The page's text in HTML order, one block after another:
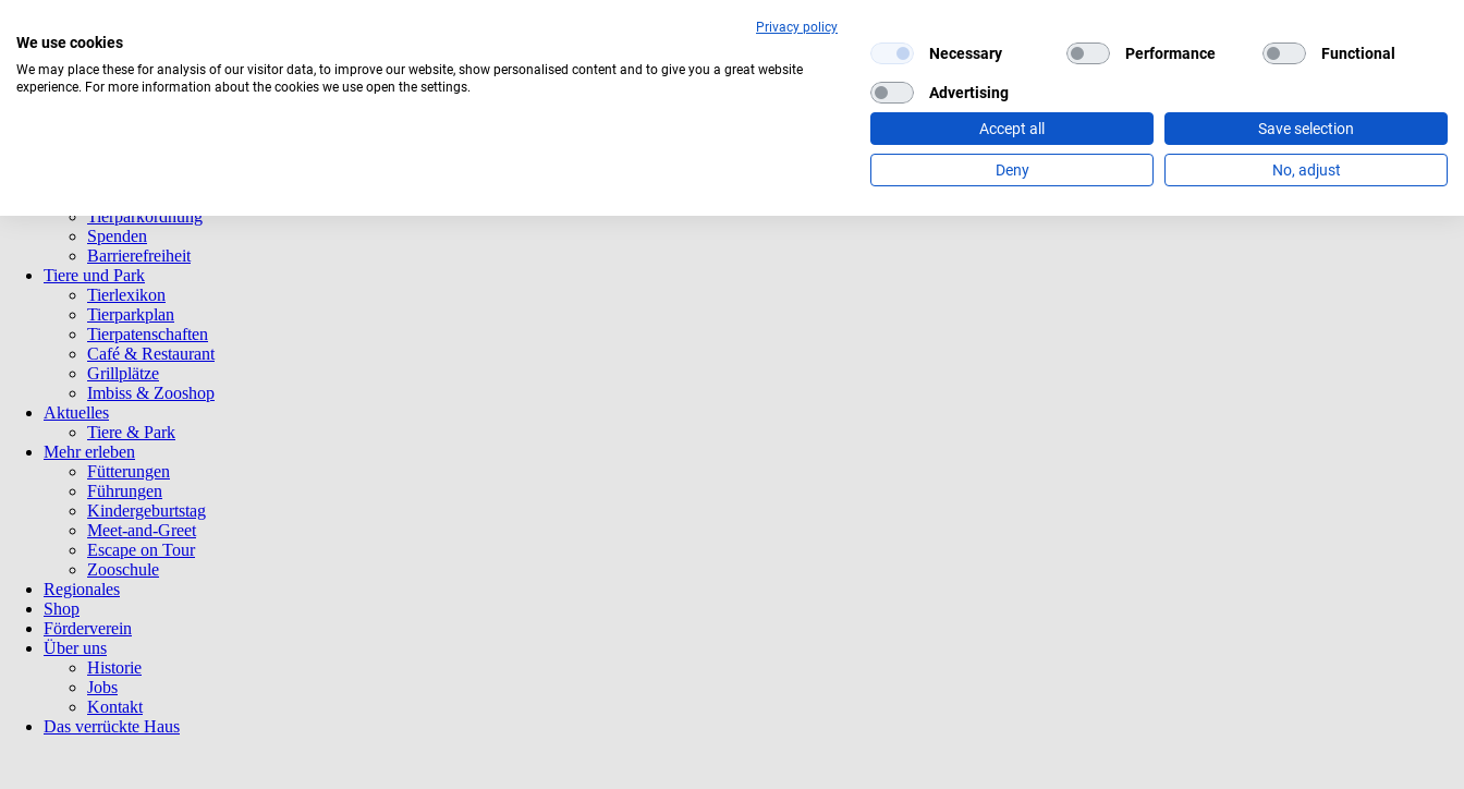
Navigation
Tierparkordnung
Spenden
Barrierefreiheit
Tiere und Park
Tierlexikon
Tierparkplan
Tierpatenschaften
Café & Restaurant
Grillplätze
Imbiss & Zooshop
Aktuelles
Tiere & Park
Mehr erleben
Fütterungen
Führungen
Kindergeburtstag
Meet-and-Greet
Escape on Tour
Zooschule
Regionales
Shop
Förderverein
Über uns
Historie
Jobs
Kontakt
Das verrückte Haus
Privacy policy
We use cookies
We may place these for analysis of our visitor data, to improve our website, show personalised content and to give you a great website
experience. For more information about the cookies we use open the settings.
Necessary Performance Functional
Advertising
Accept all Save selection
Deny No, adjust